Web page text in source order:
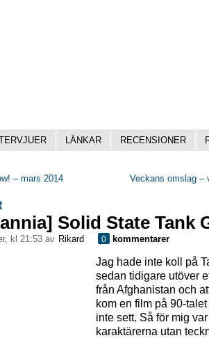
LÄNKAR RECENSIONER
– mars 2014 Veckans omslag –
Solid State Tank
kl 21:53 av Rikard 0 kommentarer
Jag hade inte koll på
sedan tidigare utöver
från Afghanistan och
kom en film på 90-
inte sett. Så för mig
karaktärerna utan